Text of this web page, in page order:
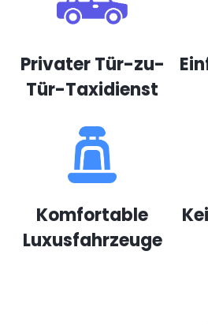
Privater Tür-zu-
Tür-Taxidienst
Komfortable
Luxusfahrzeuge